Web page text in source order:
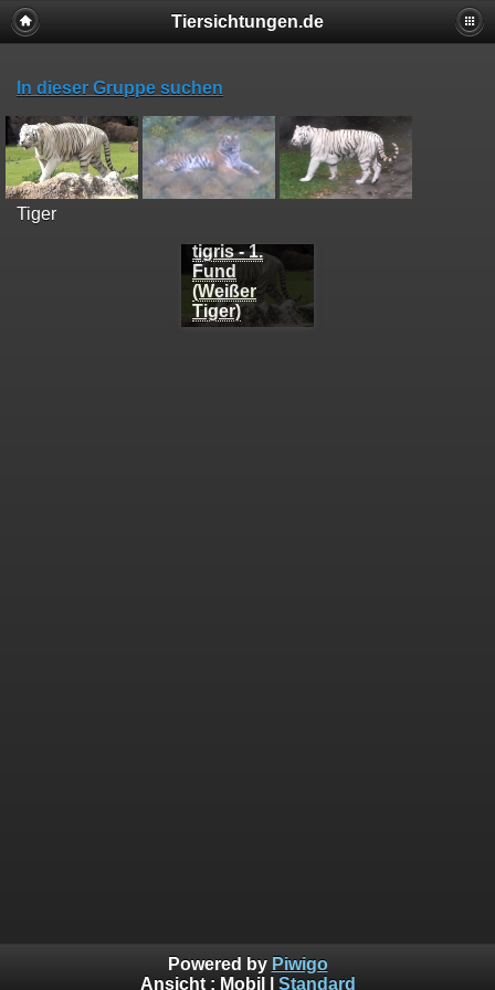
Tiersichtungen.de
In dieser Gruppe suchen
Tiger
tigris - 1.
Fund
(Weißer
Tiger)
Powered by Piwigo
Ansicht : Mobil Standard